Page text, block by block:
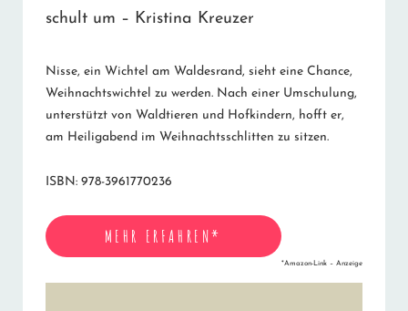
schult um – Kristina Kreuzer
Nisse, ein Wichtel am Waldesrand, sieht eine Chance,
Weihnachtswichtel zu werden. Nach einer Umschulung,
unterstützt von Waldtieren und Hofkindern, hofft er,
am Heiligabend im Weihnachtsschlitten zu sitzen.
ISBN: 978-3961770236
MEHR ERFAHREN*
*Amazon-Link – Anzeige